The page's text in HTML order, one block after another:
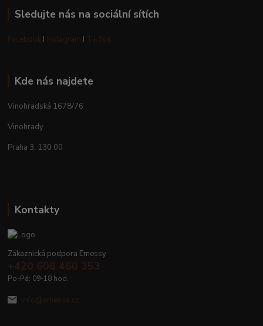
Sledujte nás na sociální sítích
Facebook I Instagram I TikTok
Kde nás najdete
Vinohradská 1678/76
Vinohrady
Praha 3, 130 00
Kontakty
Zákaznická podpora Emessy
+420 608 460 353
Po-Pá: 09-18 hod.
info@emessa.cz